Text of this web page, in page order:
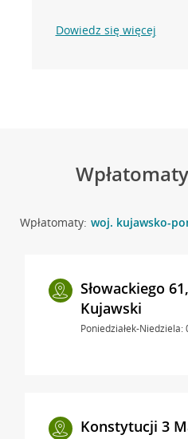
Dowiedz się więcej
Wpłatomaty: woj. kujawsko-
Słowackiego
Kujawski
Poniedziałek-Niedziela:
Konstytucji 3